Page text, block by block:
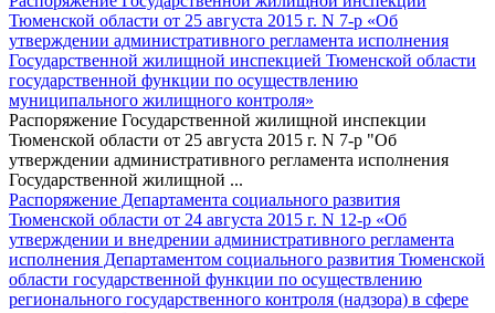
Тюменской области от 25 августа 2015 г. N 7-р «Об
утверждении административного регламента исполнения
Государственной жилищной инспекцией Тюменской области
государственной функции по осуществлению
муниципального жилищного контроля»
Распоряжение Государственной жилищной инспекции
Тюменской области от 25 августа 2015 г. N 7-р "Об
утверждении административного регламента исполнения
Государственной жилищной ...
Распоряжение Департамента социального развития
Тюменской области от 24 августа 2015 г. N 12-р «Об
утверждении и внедрении административного регламента
исполнения Департаментом социального развития Тюменской
области государственной функции по осуществлению
регионального государственного контроля (надзора) в сфере